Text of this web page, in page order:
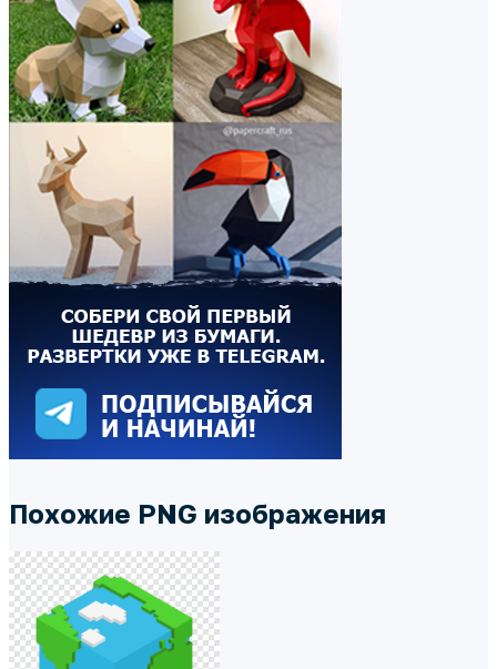
Похожие PNG изображения